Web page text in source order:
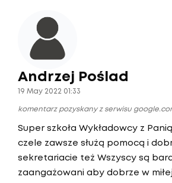
Andrzej Poślad
19 May 2022 01:33
komentarz pozyskany z serwisu
Super szkoła Wykładowcy z
czele zawsze służą pomocą i
sekretariacie też Wszyscy są
zaangażowani aby dobrze w